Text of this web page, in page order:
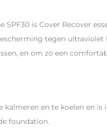
is Cover Recover
tegen ultraviolet
en om zo een
en te koelen en
foundation.